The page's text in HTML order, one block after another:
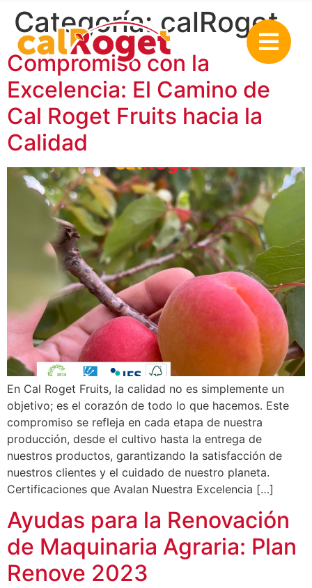
Categoría:calRoget
Compromiso con la
Excelencia: El Camino de
Cal Roget Fruits hacia la
Calidad
En Cal Roget Fruits, la calidad no es simplemente un
objetivo; es el corazón de todo lo que hacemos. Este
compromiso se refleja en cada etapa de nuestra
producción, desde el cultivo hasta la entrega de
nuestros productos, garantizando la satisfacción de
nuestros clientes y el cuidado de nuestro planeta.
Certificaciones que Avalan Nuestra Excelencia […]
Ayudas para la Renovación
de Maquinaria Agraria: Plan
Renove 2023